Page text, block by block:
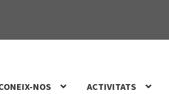
NOS ACTIVITATS